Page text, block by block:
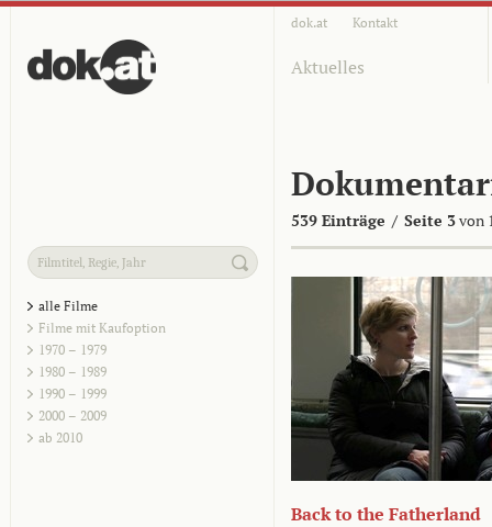
dok.at Kontakt
Aktuelles
539 Einträge / Seite 3von
alle Filme
Filme mit Kaufoption
1970 – 1979
1980 – 1989
1990 – 1999
2000 – 2009
ab 2010
Back to the Fatherland